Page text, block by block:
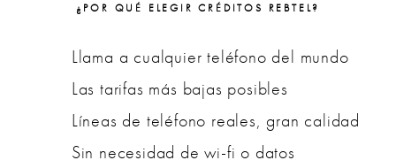
¿POR QUÉ ELEGIR CRÉDITOS REBTEL?
Llama a cualquier teléfono del mundo
Las tarifas más bajas posibles
Líneas de teléfono reales, gran calidad
Sin necesidad de wi-fi o datos